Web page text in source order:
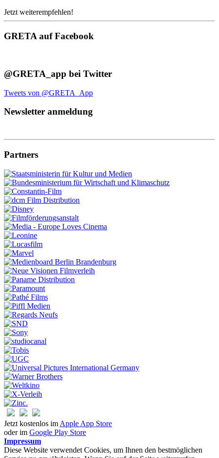
Jetzt weiterempfehlen!
GRETA auf Facebook
@GRETA_app bei Twitter
Tweets von @GRETA_App
Newsletter anmeldung
Partners
Jetzt kostenlos im Apple App Store
oder im Google Play Store
Impressum
Diese Website verwendet Cookies, um Ihnen den bestmöglichen